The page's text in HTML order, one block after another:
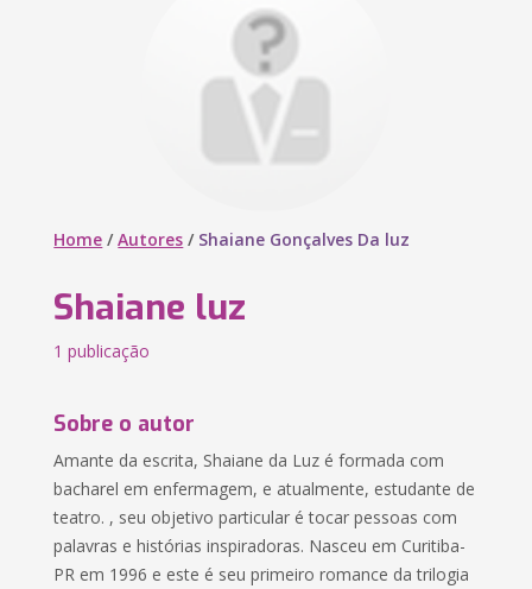
Home /Autores / Shaiane Gonçalves Da luz
Shaiane luz
1 publicação
Sobre o autor
Amante da escrita, Shaiane da Luz é formada com
bacharel em enfermagem, e atualmente, estudante de
teatro. , seu objetivo particular é tocar pessoas com
palavras e histórias inspiradoras. Nasceu em Curitiba-
PR em 1996 e este é seu primeiro romance da trilogia